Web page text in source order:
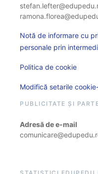
Notă de informare cu
personale prin
Politica de cookie
Modifică setarile
PUBLICITATE ȘI
Adresă de e-mail